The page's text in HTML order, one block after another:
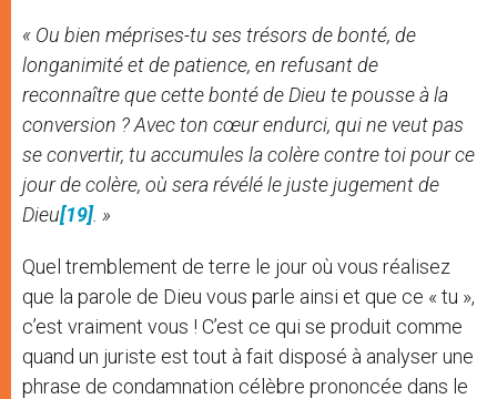
« Ou bien méprises-tu ses trésors de bonté, de
longanimité et de patience, en refusant de
reconnaître que cette bonté de Dieu te pousse à la
conversion ? Avec ton cœur endurci, qui ne veut pas
se convertir, tu accumules la colère contre toi pour ce
jour de colère, où sera révélé le juste jugement de
Dieu[19] . »
Quel tremblement de terre le jour où vous réalisez
que la parole de Dieu vous parle ainsi et que ce « tu »,
c’est vraiment vous ! C’est ce qui se produit comme
quand un juriste est tout à fait disposé à analyser une
phrase de condamnation célèbre prononcée dans le